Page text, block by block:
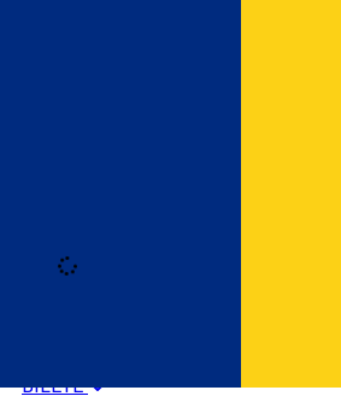
BILETE